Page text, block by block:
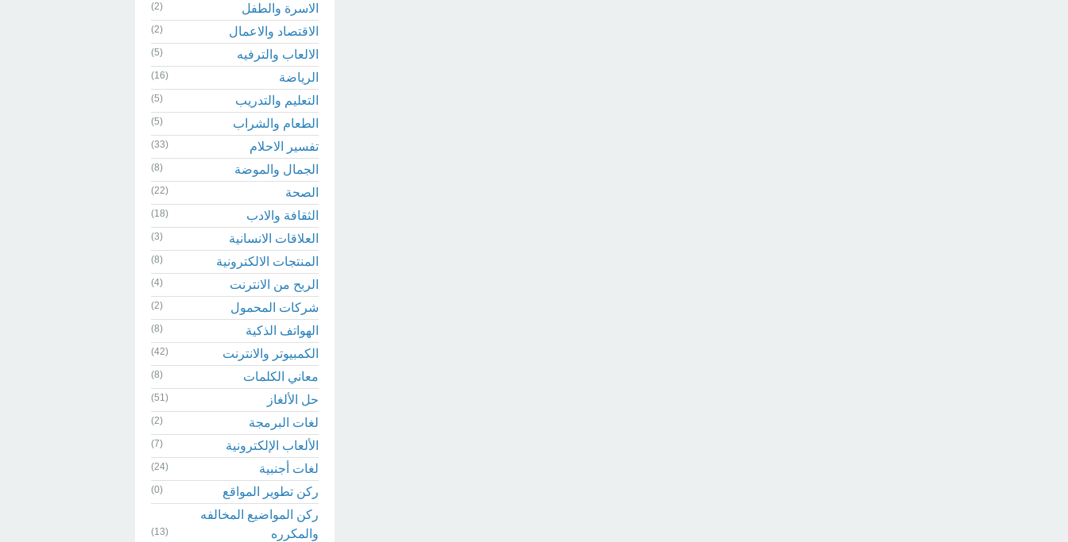
الاسرة والطفل (2)
الاقتصاد والاعمال (2)
الالعاب والترفيه (5)
الرياضة (16)
التعليم والتدريب (5)
الطعام والشراب (5)
تفسير الاحلام (33)
الجمال والموضة (8)
الصحة (22)
الثقافة والادب (18)
العلاقات الانسانية (3)
المنتجات الالكترونية (8)
الربح من الانترنت (4)
شركات المحمول (2)
الهواتف الذكية (8)
الكمبيوتر والانترنت (42)
معاني الكلمات (8)
حل الألغاز (51)
لغات البرمجة (2)
الألعاب الإلكترونية (7)
لغات أجنبية (24)
ركن تطوير المواقع (0)
ركن المواضيع المخالفه
والمكرره
(13)